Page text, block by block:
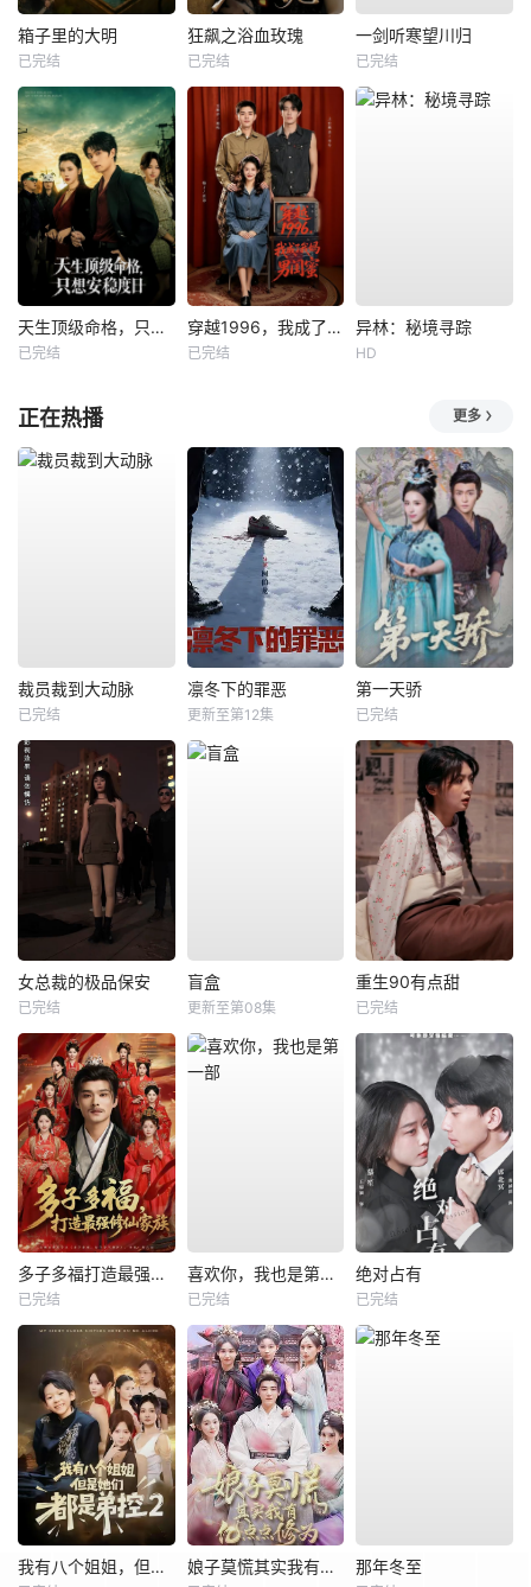
箱子里的大明
已完结
狂飙之浴血玫瑰
已完结
一剑听寒望川归
已完结
天生顶级命格，只想安稳度日
已完结
穿越1996，我成了我妈男闺蜜
已完结
异林：秘境寻踪
HD
正在热播 更多
裁员裁到大动脉
已完结
凛冬下的罪恶
更新至第12集
第一天骄
已完结
女总裁的极品保安
已完结
盲盒
更新至第08集
重生90有点甜
已完结
多子多福打造最强修仙家族
已完结
喜欢你，我也是第一部
已完结
绝对占有
已完结
我有八个姐姐，但是他们都是弟控2 娘子莫慌其实我有亿点点修为 那年冬至